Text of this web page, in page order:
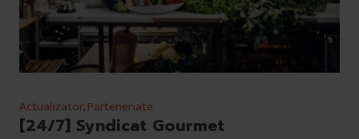
Actualizator,Parteneriate
[24/7] Syndicat Gourmet